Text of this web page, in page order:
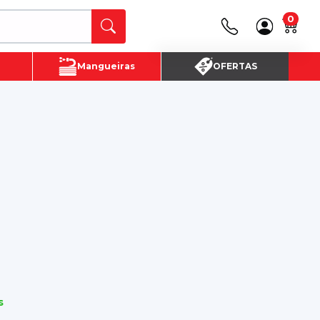
Canais de Atendimento
(16) 3720 - 4700
0
Mangueiras OFERTAS